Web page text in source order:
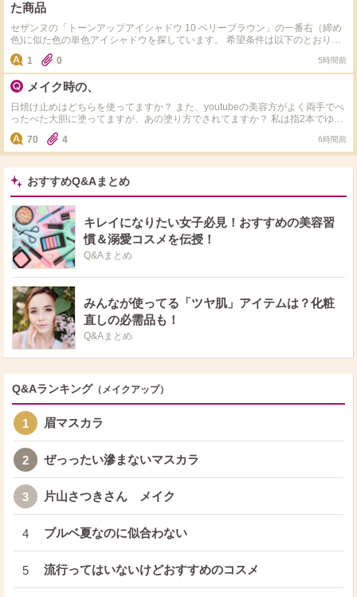
た商品
セザンヌの「トーンアップアイシャドウ 10 ベリーブラウン」の一番右（締め
色)に似た色の単色アイシャドウを探しています。 希望条件は以下のとおりで
す。 ・1,000円以下 ・色味ができるだけ似ている ・大粒ラメではなく、小さ
なラメや繊細なパール感がある 「これはかなり似ている」「実際に代用して
いる」という商品があれば、メーカー名・商品名・色番も教えていただけると
嬉しいです。 よろしくお願いします。
1 0 5時間前
メイク時の、
日焼け止めはどちらを使ってますか？ また、youtubeの美容方がよく両手でべ
ったべた大胆に塗ってますが、あの塗り方でされてますか？ 私は指2本でゆっ
くり丁寧に塗ってます。
70 4 6時間前
おすすめQ&Aまとめ
キレイになりたい女子必見！おすすめの美容習
慣＆溺愛コスメを伝授！
Q&Aまとめ
みんなが使ってる「ツヤ肌」アイテムは？化粧
直しの必需品も！
Q&Aまとめ
Q&Aランキング （メイクアップ）
1 眉マスカラ
2 ぜっったい滲まないマスカラ
3 片山さつきさん メイク
4 ブルベ夏なのに似合わない
5 流行ってはいないけどおすすめのコスメ